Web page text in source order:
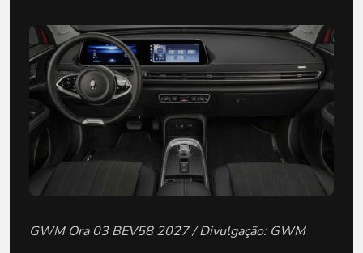
GWM Ora 03 BEV58 2027 / Divulgação: GWM